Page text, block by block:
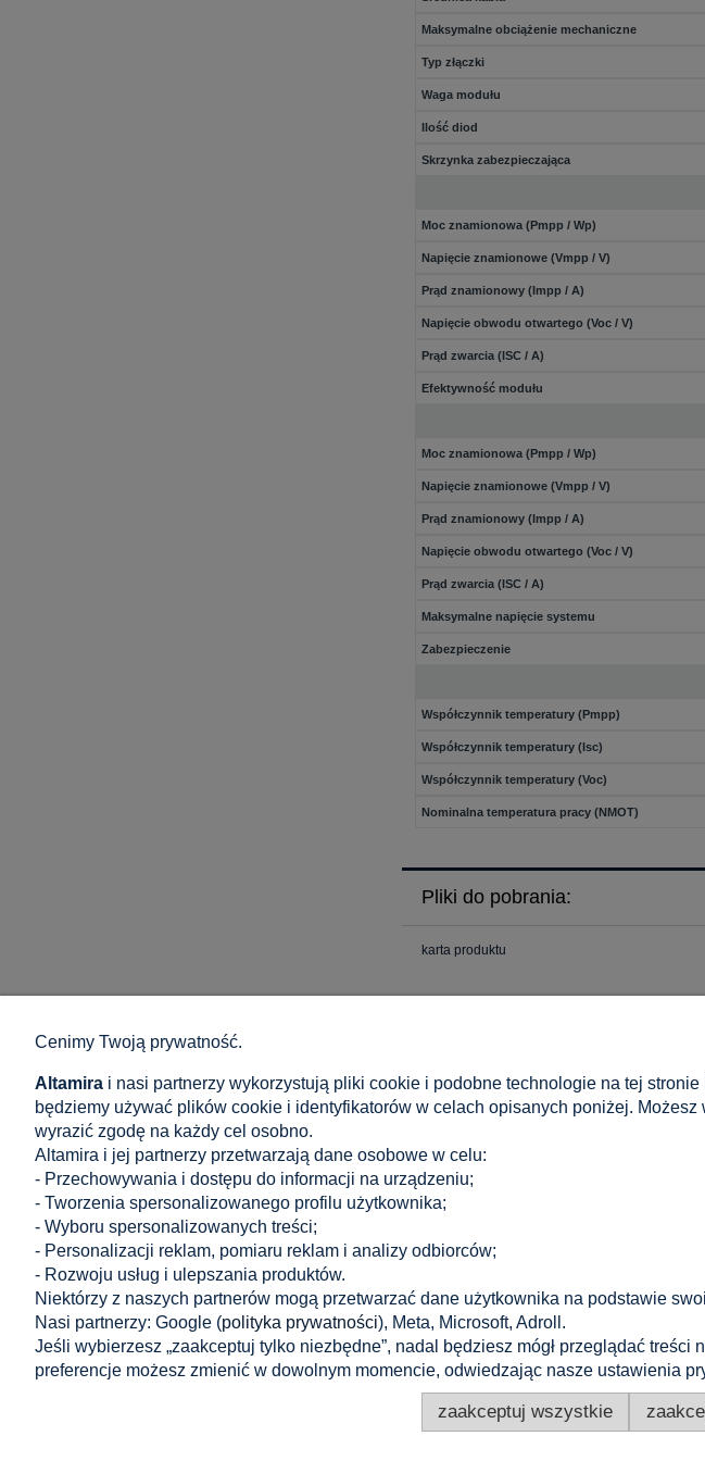
Maksymalne obciążenie mechaniczne
Typ złączki
Waga modułu
Ilość diod
Skrzynka zabezpieczająca
Moc znamionowa (Pmpp / Wp)
Napięcie znamionowe (Vmpp / V)
Prąd znamionowy (Impp / A)
Napięcie obwodu otwartego (Voc / V)
Prąd zwarcia (ISC / A)
Efektywność modułu
Moc znamionowa (Pmpp / Wp)
Napięcie znamionowe (Vmpp / V)
Prąd znamionowy (Impp / A)
Napięcie obwodu otwartego (Voc / V)
Prąd zwarcia (ISC / A)
Maksymalne napięcie systemu
Zabezpieczenie
Współczynnik temperatury (Pmpp)
Współczynnik temperatury (Isc)
Współczynnik temperatury (Voc)
Nominalna temperatura pracy (NMOT)
Pliki do pobrania:
karta produktu
Zakupy
Ogólne zasady i warunki
Polityka w zakresie komentarzy
Prawo do odstąpienia od umowy
Dostawa: Cena i czas
Formy płatności
Reklamacje i zwroty
Jak kupować?
Częste pytania
Ustawienia plików cookies
Budowlanych 6/
Obsługa
Cenimy Twoją prywatność.
Altamira i nasi partnerzy wykorzystują pliki cookie i podobne technologie na tej
będziemy używać plików cookie i identyfikatorów w celach opisanych poniżej.
wyrazić zgodę na każdy cel osobno.
Altamira i jej partnerzy przetwarzają dane osobowe w celu:
- Przechowywania i dostępu do informacji na urządzeniu;
- Tworzenia spersonalizowanego profilu użytkownika;
- Wyboru spersonalizowanych treści;
- Personalizacji reklam, pomiaru reklam i analizy odbiorców;
- Rozwoju usług i ulepszania produktów.
Niektórzy z naszych partnerów mogą przetwarzać dane użytkownika na podstawie
Nasi partnerzy: Google (polityka prywatności), Meta, Microsoft, Adroll.
Jeśli wybierzesz „zaakceptuj tylko niezbędne”, nadal będziesz mógł przeglądać
preferencje możesz zmienić w dowolnym momencie, odwiedzając nasze ustawienia
zaakceptuj wszystkie